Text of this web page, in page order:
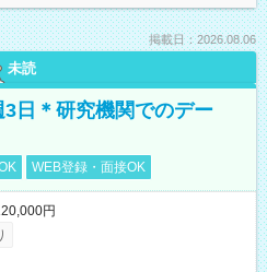
掲載日：2026.08.06
未読
日＊研究機関でのデー
WEB登録・面接OK
円